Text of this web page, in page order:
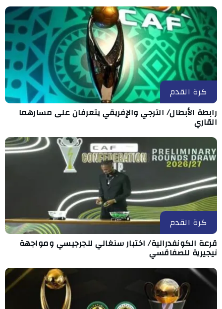
كرة القدم
رابطة الأبطال/ الترجي والإفريقي يتعرفان على مسارهما
القاري
كرة القدم
قرعة الكونفدرالية/ اختبار سنغالي للجرجيسي ومواجهة
نيجيرية للصفاقسي